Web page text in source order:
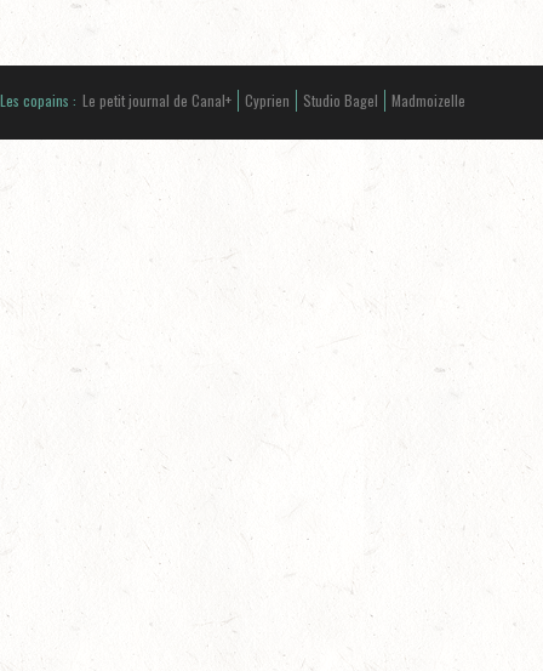
Les copains : Le petit journal de Canal+ Cyprien Studio Bagel Madmoizelle